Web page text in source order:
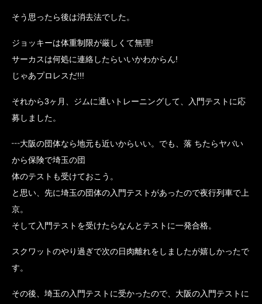
そう思ったら後は消去法でした。
ジョッキーは体重制限が厳しくて無理!
サーカスは何処に連絡したらいいかわからん!
じゃあプロレスだ!!!
それから3ヶ月、ジムに通いトレーニングして、入門テストに応
募しました。
┅大阪の団体なら地元も近いからいい。でも、落 ちたらヤバい
から保険で埼玉の団
体のテストも受けておこう。
と思い、先に埼玉の団体の入門テストがあったので夜行列車で上
京。
そして入門テストを受けたらなんとテストに一発合格。
スクワットのやり過ぎで次の日肉離れをしましたが嬉しかったで
す。
その後、埼玉の入門テストに受かったので、大阪の入門テストに